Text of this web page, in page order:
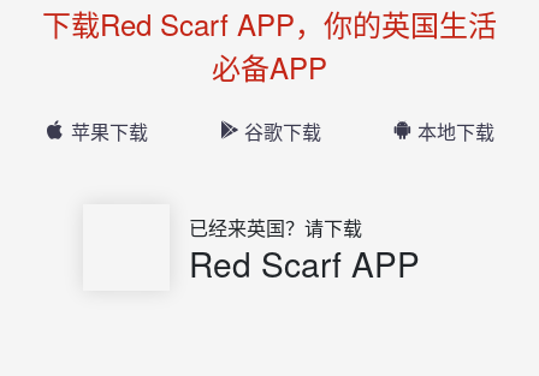
下载Red Scarf APP，你的英国生活
必备APP
苹果下载 谷歌下载 本地下载
已经来英国？请下载
Red Scarf APP